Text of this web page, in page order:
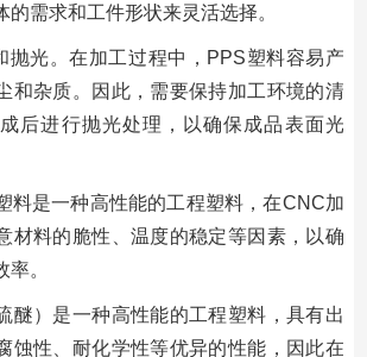
的需求和工件形状来灵活选择。
抛光。在加工过程中，PPS塑料容易产
和杂质。因此，需要保持加工环境的清
后进行抛光处理，以确保成品表面光
料是一种高性能的工程塑料，在CNC加
材料的脆性、温度的稳定等因素，以确
。
醚）是一种高性能的工程塑料，具有出
蚀性、耐化学性等优异的性能，因此在